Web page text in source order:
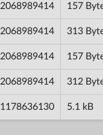
2068989414 157
2068989414 313
2068989414 157
2068989414 312
1178636130 5.1 kB